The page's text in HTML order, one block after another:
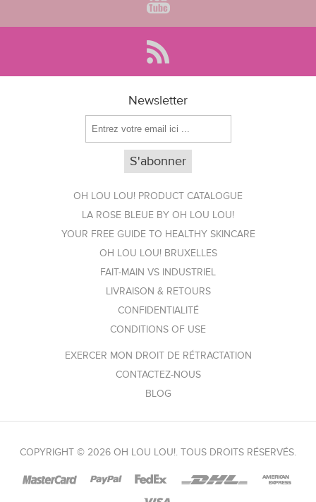
Newsletter
OH LOU LOU! PRODUCT CATALOGUE
LA ROSE BLEUE BY OH LOU LOU!
YOUR FREE GUIDE TO HEALTHY SKINCARE
OH LOU LOU! BRUXELLES
FAIT-MAIN VS INDUSTRIEL
LIVRAISON & RETOURS
CONFIDENTIALITÉ
CONDITIONS OF USE
EXERCER MON DROIT DE RÉTRACTATION
CONTACTEZ-NOUS
BLOG
COPYRIGHT © 2026 OH LOU LOU!. TOUS DROITS RÉSERVÉS.